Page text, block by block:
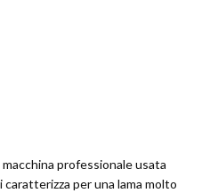
professionale usata
per una lama molto